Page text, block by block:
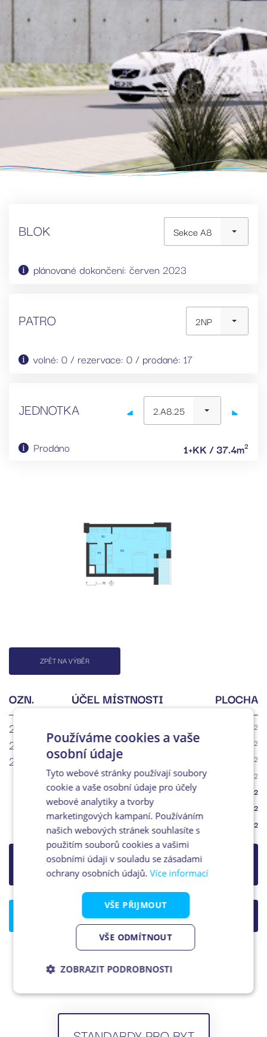
BLOK Sekce A8
plánované dokončení: červen 2023
PATRO 2NP
volné: 0 / rezervace: 0 / prodané: 17
JEDNOTKA 2.A8.25
Prodáno 1+KK / 37.4m2
ZPĚT NA VÝBĚR
OZN. ÚČEL MÍSTNOSTI
PLOCHA
25.1
Chodba 2
25.2 Koupelna + WC 2
25.3 Obývací pokoj + KK 2
Plocha příček 2
Podlahová plocha 2
Balkón 2
Plocha celkem 2
Prodáno
STÁHNOUT KARTU BYTU (PDF)
Používáme cookies a vaše
osobní údaje
Tyto webové stránky používají soubory
cookie a vaše osobní údaje pro účely
webové analytiky a tvorby
marketingových kampaní. Používáním
našich webových stránek souhlasíte s
použitím souborů cookies a vašimi
osobními údaji v souladu se zásadami
ochrany osobních údajů.Více informací
VŠE PŘIJMOUT
VŠE ODMÍTNOUT
ZOBRAZIT PODROBNOSTI
Nezbytně
soubory
Analytika Marketing